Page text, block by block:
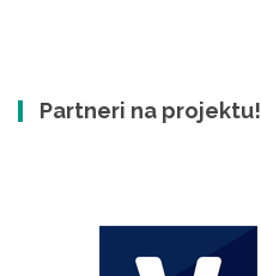
Partneri na projektu!